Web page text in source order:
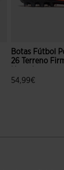
Botas Fútbol
26 Terreno
54,99€